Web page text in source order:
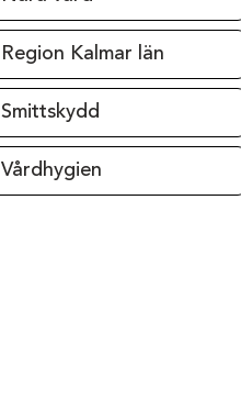
Region Kalmar län
Smittskydd
Vårdhygien